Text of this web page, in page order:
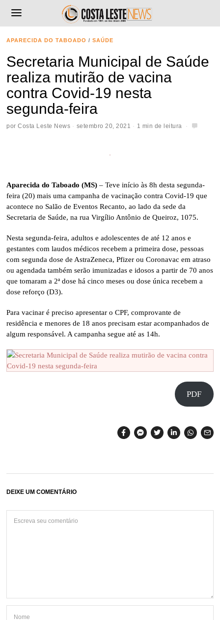
APARECIDA DO TABOADO / SAÚDE
Secretaria Municipal de Saúde
realiza mutirão de vacina
contra Covid-19 nesta
segunda-feira
porCosta Leste News setembro 20, 2021 1 min de leitura
Aparecida do Taboado (MS) – Teve início às 8h desta segunda-
feira (20) mais uma campanha de vacinação contra Covid-19 que
acontece no Salão de Eventos Recanto, ao lado da sede da
Secretaria de Saúde, na rua Virgílio Antônio de Queiroz, 1075.
Nesta segunda-feira, adultos e adolescentes de até 12 anos e
gestantes com laudos médicos recebem a primeira dose, pessoas
com segunda dose de AstraZeneca, Pfizer ou Coronavac em atraso
ou agendada também serão imunizadas e idosos a partir de 70 anos
que tomaram a 2ª dose há cinco meses ou dose única recebem a
dose reforço (D3).
Para vacinar é preciso apresentar o CPF, comprovante de
residência e menores de 18 anos precisam estar acompanhados de
algum responsável. A campanha segue até as 14h.
PDF
DEIXE UM COMENTÁRIO